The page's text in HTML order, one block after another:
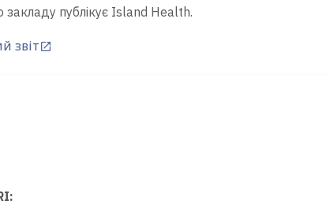
закладу публікує Island Health.
звіт
: